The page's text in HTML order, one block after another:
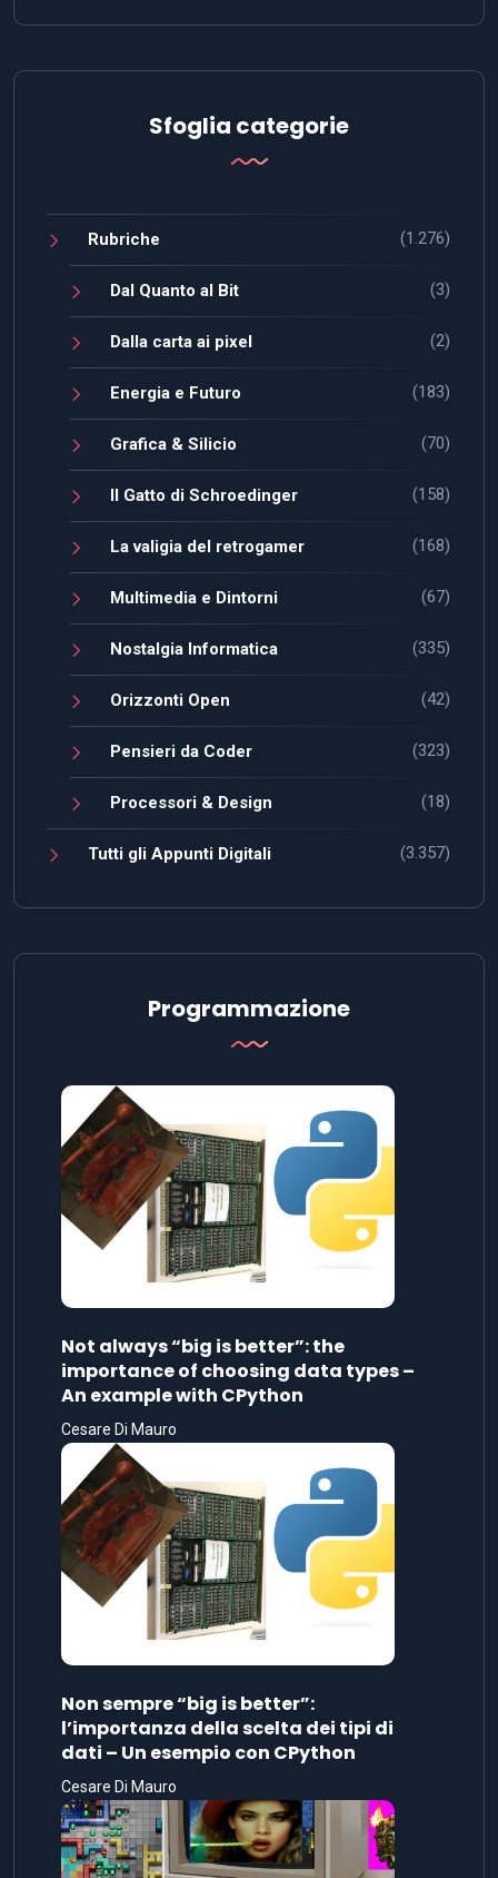
Sfoglia categorie
Rubriche (1.276)
Dal Quanto al Bit (3)
Dalla carta ai pixel (2)
Energia e Futuro (183)
Grafica & Silicio (70)
Il Gatto di Schroedinger (158)
La valigia del retrogamer (168)
Multimedia e Dintorni (67)
Nostalgia Informatica (335)
Orizzonti Open (42)
Pensieri da Coder (323)
Processori & Design (18)
Tutti gli Appunti Digitali (3.357)
Programmazione
Not always “big is better”: the
importance of choosing data types –
An example with CPython
Cesare Di Mauro
Non sempre “big is better”:
l’importanza della scelta dei tipi di
dati – Un esempio con CPython
Cesare Di Mauro